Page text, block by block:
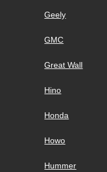
Geely
GMC
Great Wall
Hino
Honda
Howo
Hummer